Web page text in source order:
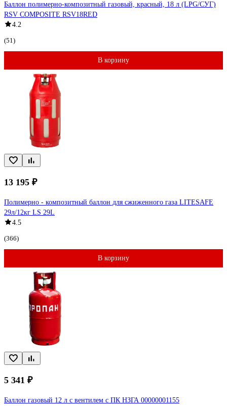
Баллон полимерно-композитный газовый, красный, 18 л (LPG/СУГ)
RSV COMPOSITE RSV18RED
4.2
(51)
В корзину
13 195 ₽
Полимерно - композитный баллон для сжиженного газа LITESAFE
29л/12кг LS 29L
4.5
(366)
В корзину
5 341 ₽
Баллон газовый 12 л с вентилем с ПК НЗГА 00000001155